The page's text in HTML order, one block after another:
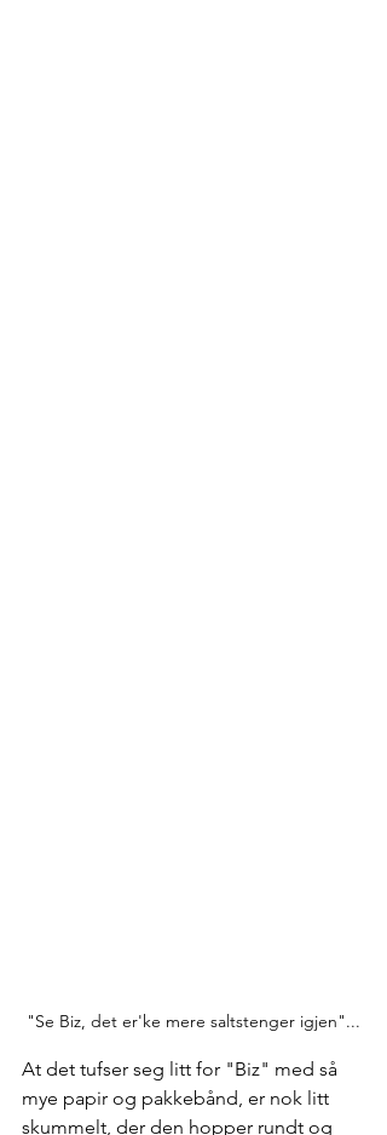
"Se Biz, det er'ke mere saltstenger igjen"...
At det tufser seg litt for "Biz" med så
mye papir og pakkebånd, er nok litt
skummelt, der den hopper rundt og